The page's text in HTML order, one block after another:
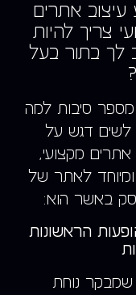
עיצוב אתרים
צריך להיות
לך בתור בעל
מספר סיבות למה
לשים דגש על
אתרים מקצועי,
ומיוחד לאתר של
באשר הוא:
הראשונות
שמבקר נוחת